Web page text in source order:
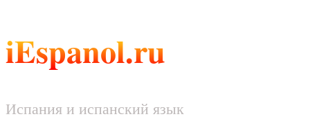
iEspanol.ru
Испания и испанский язык